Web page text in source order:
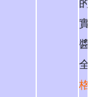
實
醬
全
格